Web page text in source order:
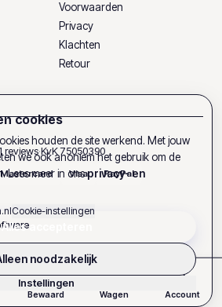
Voorwaarden
Privacy
Klachten
Retour
reviews·KvK75050390
Mastercard Visa PayPal
Cookie-instellingen
Bewaard Wagen Account
cookies
houden de site werkend. Met jouw
we ook anoniem het gebruik om de
Lees meer in onsprivacy- en
Instellingen
noodzakelijk
Alles accepteren